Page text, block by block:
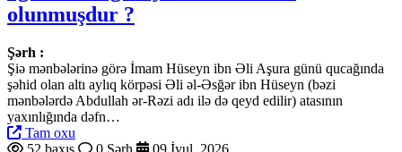
olunmuşdur ?
Şərh :
Şiə mənbələrinə görə İmam Hüseyn ibn Əli Aşura günü qucağında
şəhid olan altı aylıq körpəsi Əli əl-Əsğər ibn Hüseyn (bəzi
mənbələrdə Abdullah ər-Rəzi adı ilə də qeyd edilir) atasının
yaxınlığında dəfn…
Tam oxu
52 baxış
0 Şərh 09 İyul, 2026